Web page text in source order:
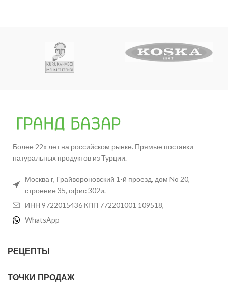
Более 22х лет на российском рынке. Прямые поставки
натуральных продуктов из Турции.
Москва г, Грайвороновский 1-й проезд, дом No 20,
строение 35, офис 302и.
ИНН 9722015436 КПП 772201001 109518,
WhatsApp
РЕЦЕПТЫ
ТОЧКИ ПРОДАЖ